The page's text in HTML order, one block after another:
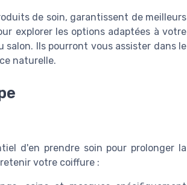
de soin, garantissent de meilleurs
explorer les options adaptées à votre
Ils pourront vous assister dans le
naturelle.
d'en prendre soin pour prolonger la
votre coiffure :